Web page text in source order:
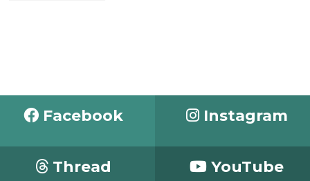
Facebook Instagram
Thread YouTube